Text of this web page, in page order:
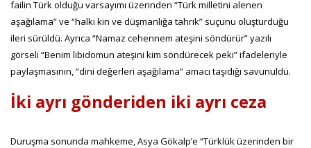
failin Türk olduğu varsayımı üzerinden “Türk milletini alenen
aşağılama” ve “halkı kin ve düşmanlığa tahrik” suçunu oluşturduğu
ileri sürüldü. Ayrıca “Namaz cehennem ateşini söndürür” yazılı
görseli “Benim libidomun ateşini kim söndürecek peki” ifadeleriyle
paylaşmasının, “dini değerleri aşağılama” amacı taşıdığı savunuldu.
İki ayrı gönderiden iki ayrı ceza
Duruşma sonunda mahkeme, Asya Gökalp’e “Türklük üzerinden bir